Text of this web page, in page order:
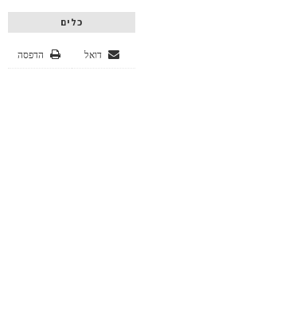
כלים
הדפסה דואל